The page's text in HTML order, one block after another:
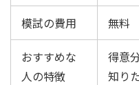
模試の費用 無料
おすすめな
人の特徴
得意
知り